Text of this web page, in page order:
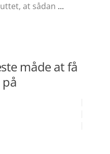
at sådan ...
måde at få